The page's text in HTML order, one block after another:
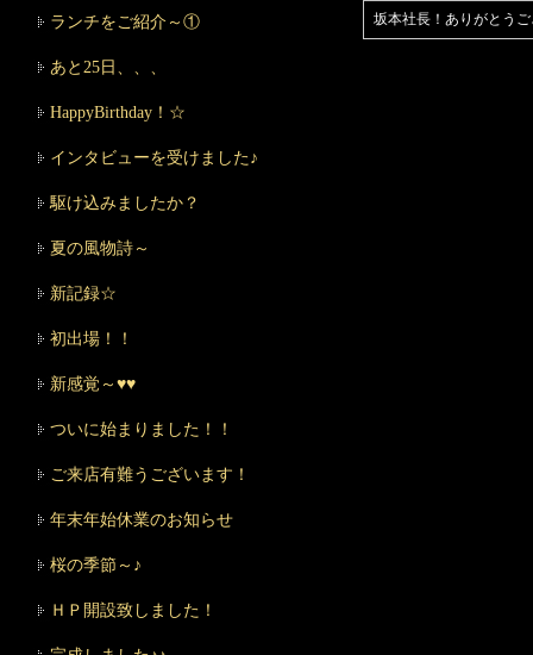
坂本社長！ありがとう
ランチをご紹介～①
あと25日、、、
HappyBirthday！☆
インタビューを受けました♪
駆け込みましたか？
夏の風物詩～
新記録☆
初出場！！
新感覚～♥♥
ついに始まりました！！
ご来店有難うございます！
年末年始休業のお知らせ
桜の季節～♪
ＨＰ開設致しました！